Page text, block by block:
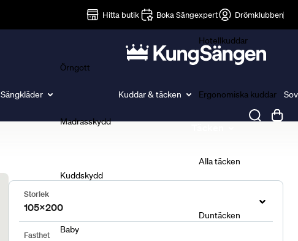
Hitta butik Boka Sängexpert Drömklubben
Sängkläder
Örngott
Madrasskydd
Kuddskydd
Baby
Kuddar & täcken
Hotellkuddar
Ergonomiska kuddar
Alla täcken
Duntäcken
Storlek
105x200
Fasthet